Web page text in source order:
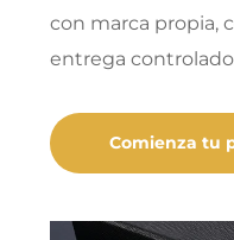
con marca propia,
entrega
Comienza tu